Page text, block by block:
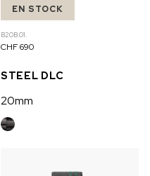
EN STOCK
B20B.01.
CHF 690
STEEL DLC
20mm